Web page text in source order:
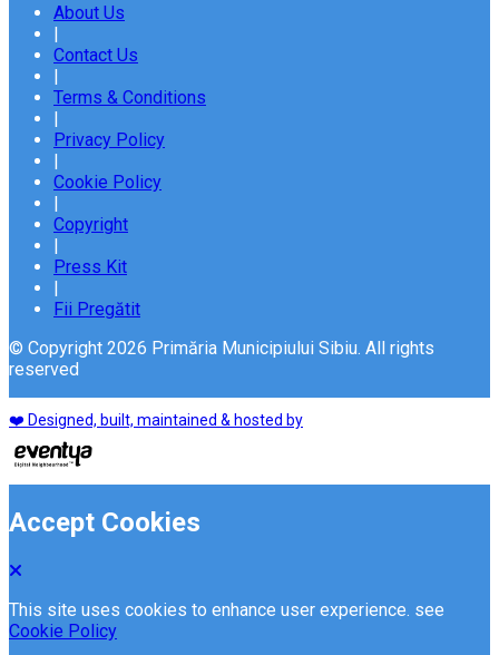
About Us
|
Contact Us
|
Terms & Conditions
|
Privacy Policy
|
Cookie Policy
|
Copyright
|
Press Kit
|
Fii Pregătit
© Copyright 2026 Primăria Municipiului Sibiu. All rights
reserved
❤️ Designed, built, maintained & hosted by
Accept Cookies
This site uses cookies to enhance user experience. see
Cookie Policy